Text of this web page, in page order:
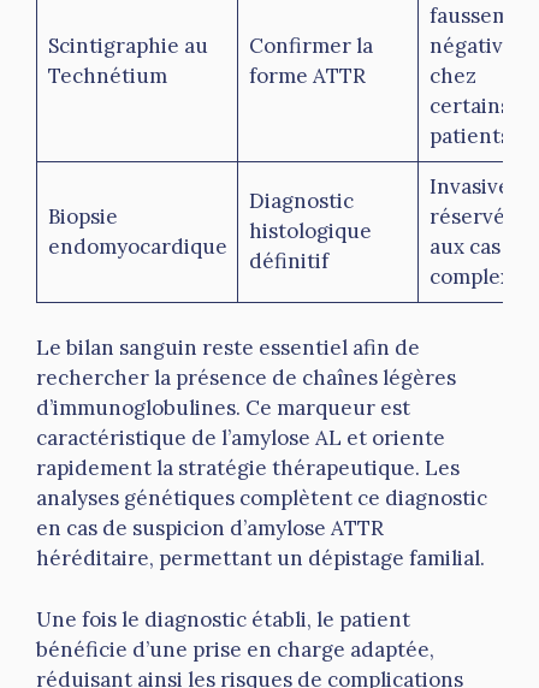
Scintigraphie au
Technétium
Confirmer la
forme ATTR
négative
chez
certains
patients
Biopsie
endomyocardique
Diagnostic
histologique
définitif
Invasive,
réservée
aux cas
complexes
Le bilan sanguin reste essentiel afin de
rechercher la présence de chaînes légères
d’immunoglobulines. Ce marqueur est
caractéristique de l’amylose AL et oriente
rapidement la stratégie thérapeutique. Les
analyses génétiques complètent ce diagnostic
en cas de suspicion d’amylose ATTR
héréditaire, permettant un dépistage familial.
Une fois le diagnostic établi, le patient
bénéficie d’une prise en charge adaptée,
réduisant ainsi les risques de complications